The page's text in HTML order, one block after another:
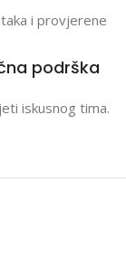
i provjerene
podrška
iskusnog tima.